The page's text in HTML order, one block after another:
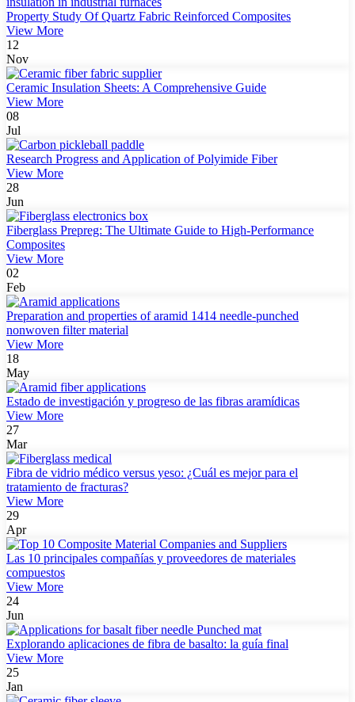
Property Study Of Quartz Fabric Reinforced Composites
View More
12
Nov
Ceramic Insulation Sheets: A Comprehensive Guide
View More
08
Jul
Research Progress and Application of Polyimide Fiber
View More
28
Jun
Fiberglass Prepreg: The Ultimate Guide to High-Performance
Composites
View More
02
Feb
Preparation and properties of aramid 1414 needle-punched
nonwoven filter material
View More
18
May
Estado de investigación y progreso de las fibras aramídicas
View More
27
Mar
Fibra de vidrio médico versus yeso: ¿Cuál es mejor para el
tratamiento de fracturas?
View More
29
Apr
Las 10 principales compañías y proveedores de materiales
compuestos
View More
24
Jun
Explorando aplicaciones de fibra de basalto: la guía final
View More
25
Jan